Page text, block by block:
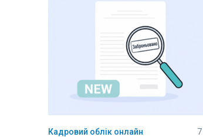
Кадровий облік онлайн